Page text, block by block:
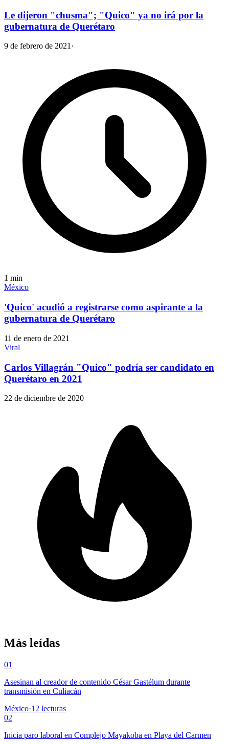
Le dijeron "chusma"; "Quico" ya no irá por la
gubernatura de Querétaro
9 de febrero de 2021 ·
1 min
México
'Quico' acudió a registrarse como aspirante a la
gubernatura de Querétaro
11 de enero de 2021
Viral
Carlos Villagrán "Quico" podría ser candidato en
Querétaro en 2021
22 de diciembre de 2020
Más leídas
01
Asesinan al creador de contenido César Gastélum durante
transmisión en Culiacán
México·12 lecturas
02
Inicia paro laboral en Complejo Mayakoba en Playa del Carmen